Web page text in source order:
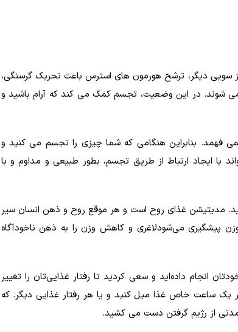
سویی دیگر، ترشح هورمون های استرس باعث تحریک گرسنگی،
شوند. در این وضعیت، تجسم کمک می کند که آرام باشید و
فهمد. بنابراین هنگامی که شما چیزی را تجسم می کنید و
ایجاد ارتباط از طریق تجسم، بطور طبیعی و مداوم و با
مدیتیشن غذای روح است و هر موقع روح و ذهن انسان سیر
پیشگیری می‌شودلاغری و کاهش وزن را به ذهن ناخودآگاه
انجام داده‌اید و سعی کردید تا رفتار غذایی‌تان را تغییر
یک ساعت خاص غذا میل کنید و یا هر رفتار غذایی دیگر. که
از رژیم گرفتن دست می کشید.